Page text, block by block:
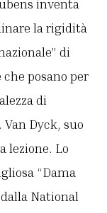
inventa
la rigidità
di
posano per
di
Dyck, suo
lezione. Lo
“Dama
National